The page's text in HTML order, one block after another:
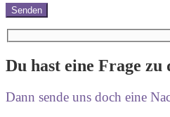
Du hast eine Frage
Dann sende uns doch eine